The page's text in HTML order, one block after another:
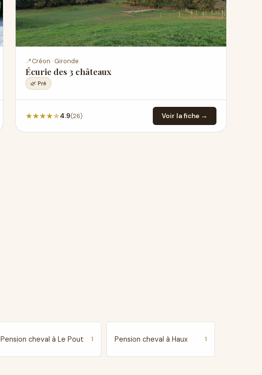
📍Créon · Gironde
Écurie des 3 châteaux
🌿 Pré
★★★★★4.9(26) Voir la fiche →
Pension cheval à Le Pout 1 Pension cheval à Haux 1